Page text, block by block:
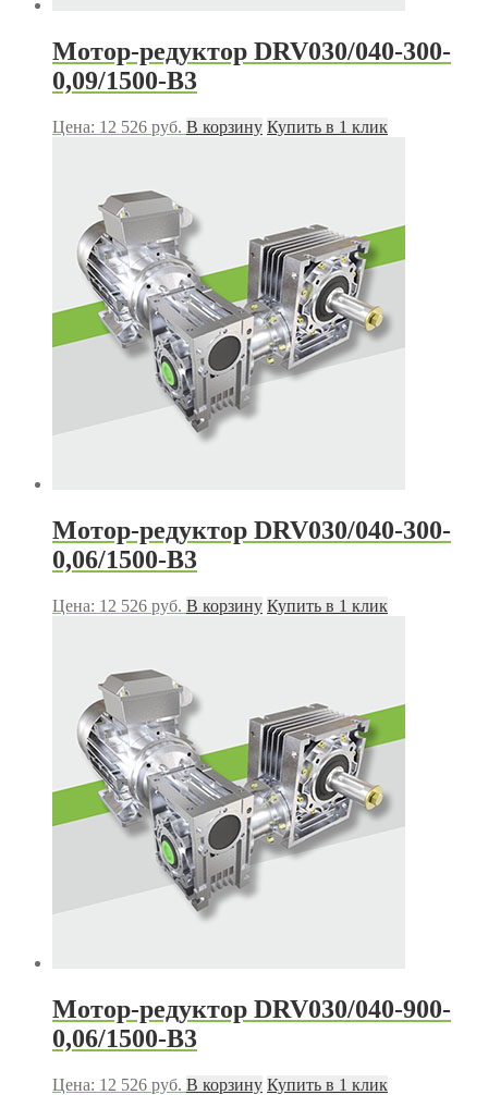
Мотор-редуктор DRV030/040-300-
0,09/1500-В3
Цена: 12 526 руб. В корзину Купить в 1 клик
Мотор-редуктор DRV030/040-300-
0,06/1500-В3
Цена: 12 526 руб. В корзину Купить в 1 клик
Мотор-редуктор DRV030/040-900-
0,06/1500-В3
Цена: 12 526 руб. В корзину Купить в 1 клик